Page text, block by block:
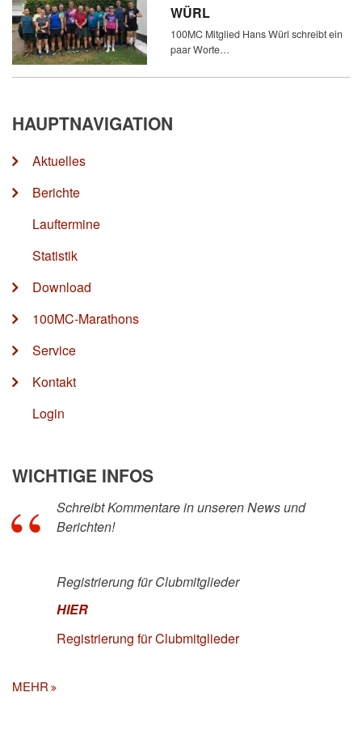
WÜRL
100MC Mitglied Hans Würl schreibt ein
paar Worte…
HAUPTNAVIGATION
Aktuelles
Berichte
Lauftermine
Statistik
Download
100MC-Marathons
Service
Kontakt
Login
WICHTIGE INFOS
Schreibt Kommentare in unseren News und
Berichten!
Registrierung für Clubmitglieder
HIER
Registrierung für Clubmitglieder
MEHR